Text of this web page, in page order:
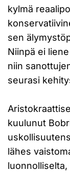
kylmä
sen
Niinpä ei
niin
seurasi
kuulunut
lähes